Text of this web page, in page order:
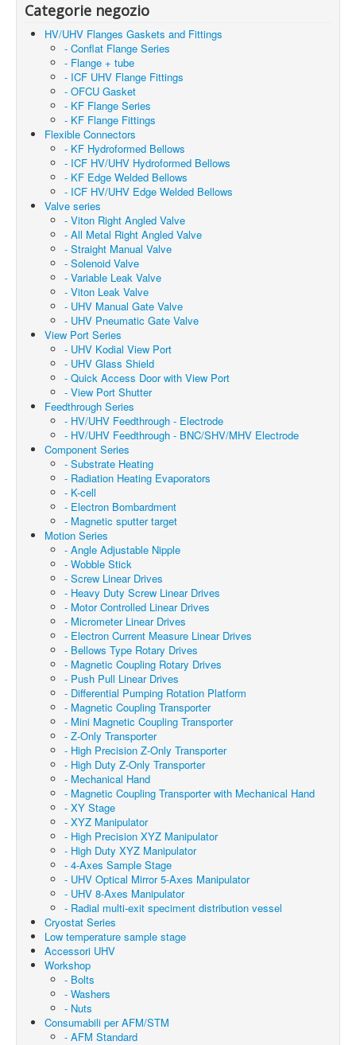
Categorie negozio
HV/UHV Flanges Gaskets and Fittings
- Conflat Flange Series
- Flange + tube
- ICF UHV Flange Fittings
- OFCU Gasket
- KF Flange Series
- KF Flange Fittings
Flexible Connectors
- KF Hydroformed Bellows
- ICF HV/UHV Hydroformed Bellows
- KF Edge Welded Bellows
- ICF HV/UHV Edge Welded Bellows
Valve series
- Viton Right Angled Valve
- All Metal Right Angled Valve
- Straight Manual Valve
- Solenoid Valve
- Variable Leak Valve
- Viton Leak Valve
- UHV Manual Gate Valve
- UHV Pneumatic Gate Valve
View Port Series
- UHV Kodial View Port
- UHV Glass Shield
- Quick Access Door with View Port
- View Port Shutter
Feedthrough Series
- HV/UHV Feedthrough - Electrode
- HV/UHV Feedthrough - BNC/SHV/MHV Electrode
Component Series
- Substrate Heating
- Radiation Heating Evaporators
- K-cell
- Electron Bombardment
- Magnetic sputter target
Motion Series
- Angle Adjustable Nipple
- Wobble Stick
- Screw Linear Drives
- Heavy Duty Screw Linear Drives
- Motor Controlled Linear Drives
- Micrometer Linear Drives
- Electron Current Measure Linear Drives
- Bellows Type Rotary Drives
- Magnetic Coupling Rotary Drives
- Push Pull Linear Drives
- Differential Pumping Rotation Platform
- Magnetic Coupling Transporter
- Mini Magnetic Coupling Transporter
- Z-Only Transporter
- High Precision Z-Only Transporter
- High Duty Z-Only Transporter
- Mechanical Hand
- Magnetic Coupling Transporter with Mechanical Hand
- XY Stage
- XYZ Manipulator
- High Precision XYZ Manipulator
- High Duty XYZ Manipulator
- 4-Axes Sample Stage
- UHV Optical Mirror 5-Axes Manipulator
- UHV 8-Axes Manipulator
- Radial multi-exit speciment distribution vessel
Cryostat Series
Low temperature sample stage
Accessori UHV
Workshop
- Bolts
- Washers
- Nuts
Consumabili per AFM/STM
- AFM Standard